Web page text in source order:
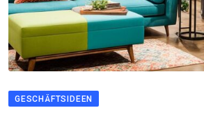
GESCHÄFTSIDEEN